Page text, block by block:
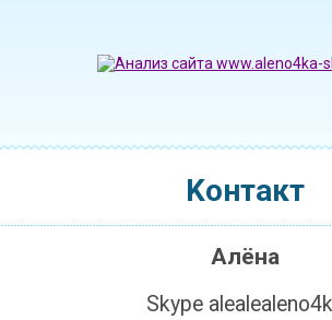
Koнтакт
Алёна
Skype